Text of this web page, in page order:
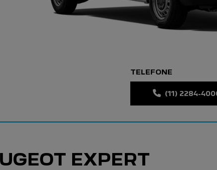
TELEFONE
(11) 2284-
EXPERT